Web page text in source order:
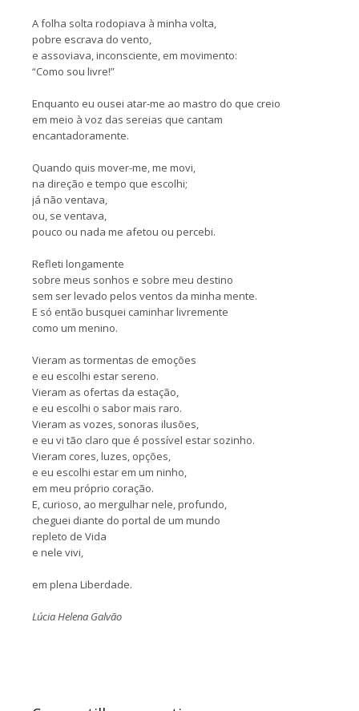
A folha solta rodopiava à minha volta,
pobre escrava do vento,
e assoviava, inconsciente, em movimento:
“Como sou livre!”
Enquanto eu ousei atar-me ao mastro do que creio
em meio à voz das sereias que cantam
encantadoramente.
Quando quis mover-me, me movi,
na direção e tempo que escolhi;
já não ventava,
ou, se ventava,
pouco ou nada me afetou ou percebi.
Refleti longamente
sobre meus sonhos e sobre meu destino
sem ser levado pelos ventos da minha mente.
E só então busquei caminhar livremente
como um menino.
Vieram as tormentas de emoções
e eu escolhi estar sereno.
Vieram as ofertas da estação,
e eu escolhi o sabor mais raro.
Vieram as vozes, sonoras ilusões,
e eu vi tão claro que é possível estar sozinho.
Vieram cores, luzes, opções,
e eu escolhi estar em um ninho,
em meu próprio coração.
E, curioso, ao mergulhar nele, profundo,
cheguei diante do portal de um mundo
repleto de Vida
e nele vivi,
em plena Liberdade.
Lúcia Helena Galvão